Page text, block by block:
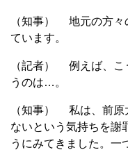
（知事） 地元の方々
ています。
（記者） 例えば、こ
うのは…。
（知事） 私は、前原
ないという気持ちを謝
うにみてきました。一